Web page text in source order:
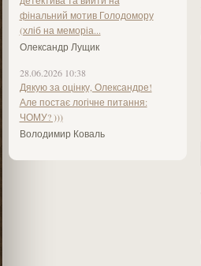
фінальний мотив Голодомору
(хліб на меморіа...
Олександр Лущик
28.06.2026 10:38
Дякую за оцінку, Олександре!
Але постає логічне питання:
ЧОМУ? )))
Володимир Коваль